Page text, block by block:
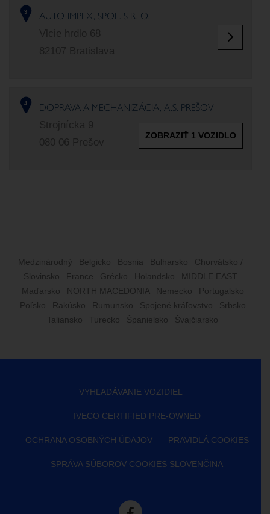
3 AUTO-IMPEX, SPOL. S R. O.
4 DOPRAVA A MECHANIZÁCIA, A.S. PREŠOV
ZOBRAZIŤ 1 VOZIDLO
Medzinárodný Belgicko Bosnia Bulharsko
Chorvátsko /
Slovinsko
France Grécko Holandsko
MIDDLE EAST
Maďarsko
NORTH MACEDONIA Nemecko
Portugalsko
Poľsko
Rakúsko Rumunsko Spojené kráľovstvo
Srbsko
Taliansko
Turecko Španielsko Švajčiarsko
VYHĽADÁVANIE VOZIDIEL
IVECO CERTIFIED PRE-OWNED
OCHRANA OSOBNÝCH ÚDAJOV PRAVIDLÁ COOKIES
SPRÁVA SÚBOROV COOKIES SLOVENČINA